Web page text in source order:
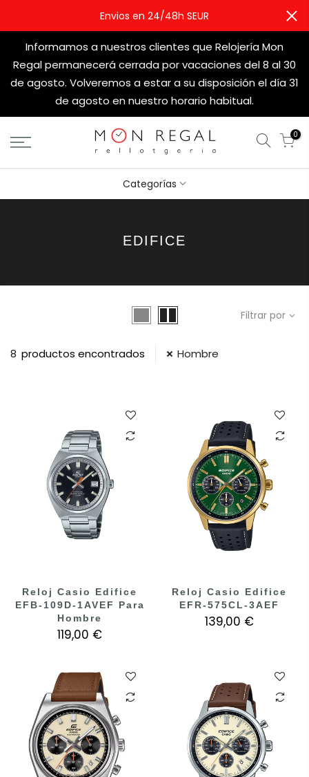
Envios en 24/48h SEUR
Informamos a nuestros clientes que Relojería Mon
Regal permanecerá cerrada por vacaciones del 8 al 30
de agosto. Volveremos a estar a su disposición el día 31
de agosto en nuestro horario habitual.
0
Categorías
EDIFICE
Filtrar por
8 productos encontrados Hombre
Reloj Casio Edifice
EFB-109D-1AVEF Para
Hombre
119,00 €
Reloj Casio Edifice
EFR-575CL-3AEF
139,00 €